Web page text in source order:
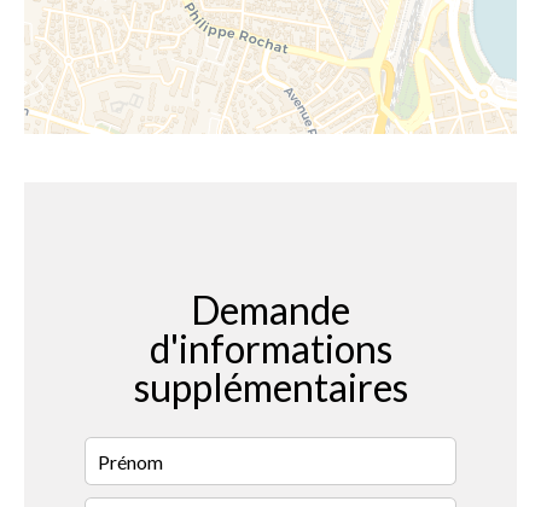
Demande
d'informations
supplémentaires